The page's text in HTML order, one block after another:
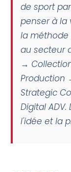
de sport
penser à la
la méthode
au secteur
→
Production
Strategic
Digital
l'idée et la